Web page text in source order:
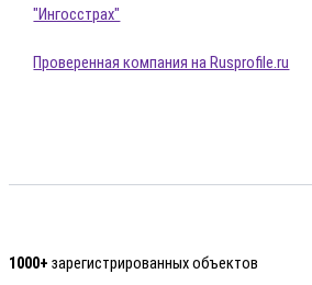
"Ингосстрах"
Проверенная компания на Rusprofile.ru
1000+ зарегистрированных объектов